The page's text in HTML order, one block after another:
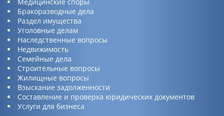
Бракоразводные дела
Раздел имущества
Уголовные делам
Наследственные вопросы
Недвижимость
Семейные дела
Строительные вопросы
Жилищные вопросы
Взыскание задолженности
Составление и проверка юридических документов
Услуги для бизнеса